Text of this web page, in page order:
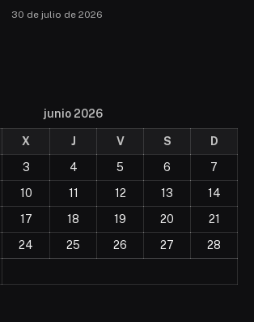
30 de julio de 2026
junio 2026
X J V S
D
3 4 5 6
7
10 11 12 13
14
17 18 19 20
21
24 25 26 27
28